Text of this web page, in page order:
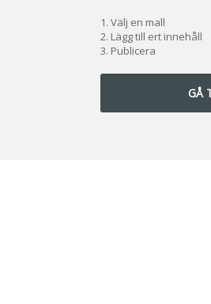
Välj en mall
Lägg till ert innehåll
Publicera
GÅ